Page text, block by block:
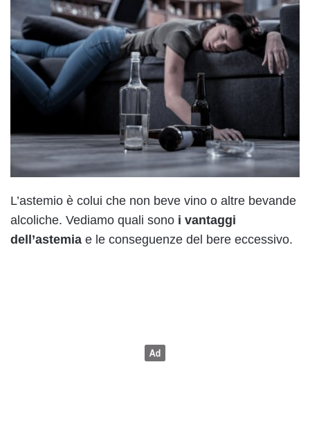
L’astemio è colui che non beve vino o altre bevande
alcoliche. Vediamo quali sono i vantaggi
dell’astemia e le conseguenze del bere eccessivo.